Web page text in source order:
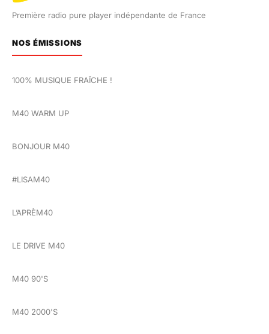
Première radio pure player indépendante de France
NOS ÉMISSIONS
100% MUSIQUE FRAÎCHE !
M40 WARM UP
BONJOUR M40
#LISAM40
L’APRÈM40
LE DRIVE M40
M40 90'S
M40 2000'S